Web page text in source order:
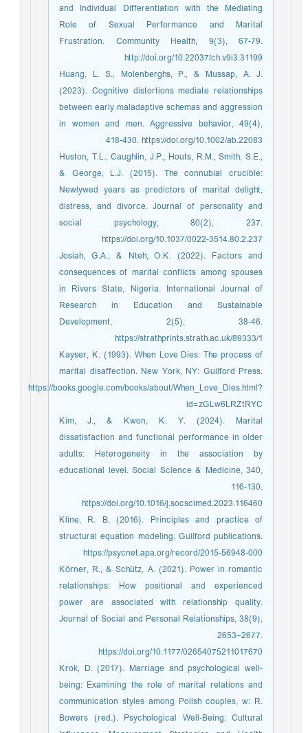
and Individual Differentiation with the Mediating
Role of Sexual Performance and Marital
Frustration. Community Health, 9(3), 67-79.
http://doi.org/10.22037/ch.v9i3.31199
Huang, L. S., Molenberghs, P., & Mussap, A. J.
(2023). Cognitive distortions mediate relationships
between early maladaptive schemas and aggression
in women and men. Aggressive behavior, 49(4),
418-430. https://doi.org/10.1002/ab.22083
Huston, T.L., Caughlin, J.P., Houts, R.M., Smith, S.E.,
& George, L.J. (2015). The connubial crucible:
Newlywed years as predictors of marital delight,
distress, and divorce. Journal of personality and
social psychology, 80(2), 237.
https://doi.org/10.1037/0022-3514.80.2.237
Josiah, G.A., & Nteh, O.K. (2022). Factors and
consequences of marital conflicts among spouses
in Rivers State, Nigeria. International Journal of
Research in Education and Sustainable
Development, 2(5), 38-46.
https://strathprints.strath.ac.uk/89333/1
Kayser, K. (1993). When Love Dies: The process of
marital disaffection. New York, NY: Guilford Press.
https://books.google.com/books/about/When_Love_Dies.html?
id=zGLw6LRZtRYC
Kim, J., & Kwon, K. Y. (2024). Marital
dissatisfaction and functional performance in older
adults: Heterogeneity in the association by
educational level. Social Science & Medicine, 340,
116-130.
https://doi.org/10.1016/j.socscimed.2023.116460
Kline, R. B. (2016). Principles and practice of
structural equation modeling. Guilford publications.
https://psycnet.apa.org/record/2015-56948-000
Körner, R., & Schütz, A. (2021). Power in romantic
relationships: How positional and experienced
power are associated with relationship quality.
Journal of Social and Personal Relationships, 38(9),
2653–2677.
https://doi.org/10.1177/02654075211017670
Krok, D. (2017). Marriage and psychological well-
being: Examining the role of marital relations and
communication styles among Polish couples, w: R.
Bowers (red.). Psychological Well-Being: Cultural